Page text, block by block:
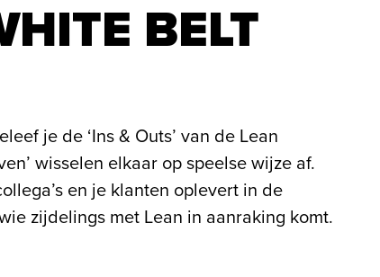
BELT
je de ‘Ins & Outs’ van de Lean
wisselen elkaar op speelse wijze af.
en je klanten oplevert in de
zijdelings met Lean in aanraking komt.